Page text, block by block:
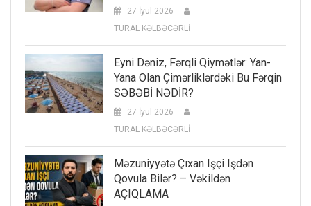
27 İyul 2026
TURAL KƏLBƏCƏRLİ
Eyni Dəniz, Fərqli Qiymətlər: Yan-
Yana Olan Çimərliklərdəki Bu Fərqin
SƏBƏBİ NƏDİR?
27 İyul 2026
TURAL KƏLBƏCƏRLİ
Məzuniyyətə Çıxan Işçi Işdən
Qovula Bilər? – Vəkildən
AÇIQLAMA